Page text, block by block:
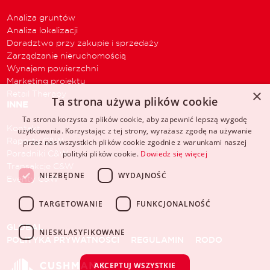
Analiza gruntów
Analiza lokalizacji
Doradztwo przy zakupie i sprzedaży
Zarządzanie nieruchomością
Wynajem powierzchni
Marketing projektu
Retail Therapy
INNE
Kontakt
Raporty C&W
Poradniki C&W
Transakcje C&W
Eventy C&W
GLOBAL
POLITYKA PRYWATNOŚCI
REGULAMIN RODO
×
Ta strona używa plików cookie
Ta strona korzysta z plików cookie, aby zapewnić lepszą wygodę
użytkowania. Korzystając z tej strony, wyrażasz zgodę na używanie
przez nas wszystkich plików cookie zgodnie z warunkami naszej
polityki plików cookie. Dowiedz się więcej
NIEZBĘDNE WYDAJNOŚĆ
TARGETOWANIE FUNKCJONALNOŚĆ
NIESKLASYFIKOWANE
AKCEPTUJ WSZYSTKIE